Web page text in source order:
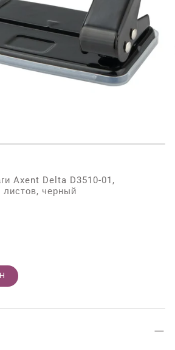
Axent Delta D3510-01,
листов, черный